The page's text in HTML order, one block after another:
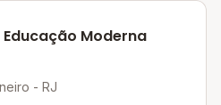
Educação Moderna
- RJ